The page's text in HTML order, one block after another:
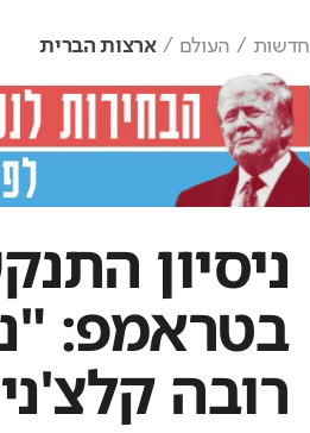
חדשות העולם ארצות הברית
ניסיון
בטראמפ:
רובהאתם עוד לא שם?
ירושלים 2040: העיר נערכת ל- 1.5